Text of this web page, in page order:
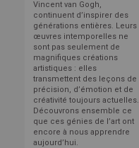
Vincent van Gogh,
continuent d’inspirer des
générations entières. Leurs
œuvres intemporelles ne
sont pas seulement de
magnifiques créations
artistiques : elles
transmettent des leçons de
précision, d’émotion et de
créativité toujours actuelles.
Découvrons ensemble ce
que ces génies de l’art ont
encore à nous apprendre
aujourd’hui.